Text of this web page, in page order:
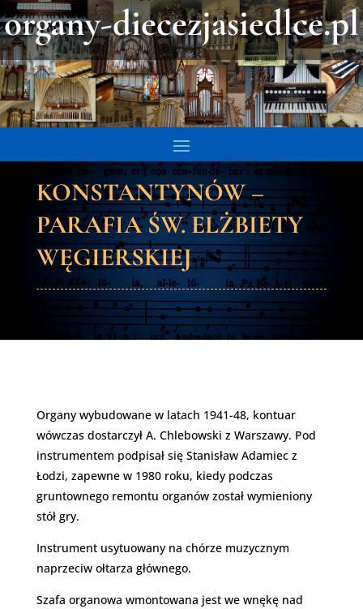
organy-diecezjasiedlce.pl
KONSTANTYNÓW –
PARAFIA ŚW. ELŻBIETY
WĘGIERSKIEJ
Organy wybudowane w latach 1941-48, kontuar
wówczas dostarczył A. Chlebowski z Warszawy. Pod
instrumentem podpisał się Stanisław Adamiec z
Łodzi, zapewne w 1980 roku, kiedy podczas
gruntownego remontu organów został wymieniony
stół gry.
Instrument usytuowany na chórze muzycznym
naprzeciw ołtarza głównego.
Szafa organowa wmontowana jest we wnękę nad